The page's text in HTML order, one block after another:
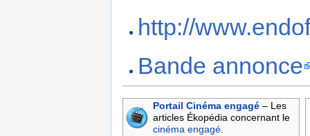
http://
Bande annonce
Portail Cinéma engagé – Les
articles Ékopédia concernant le
cinéma engagé.